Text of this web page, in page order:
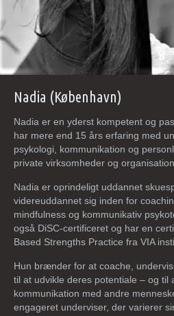
Nadia (København)
Nadia er en yderst kompetent og
har mere end 15 års erfaring med
psykologi, kommunikation og
private virksomheder og
Nadia er oprindeligt uddannet
videreuddannet sig inden for
mindfulness og kommunikativ
også DiSC-certificeret og har en
Based Strengths Practice fra VIA
Hun brænder for at coache,
til at udvikle deres potentiale – og til
kommunikation med andre
engageret underviser, der varierer